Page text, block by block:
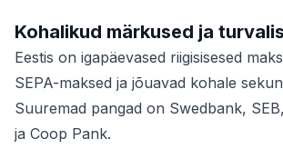
Kohalikud märkused ja
Eestis on igapäevased riigisisesed
SEPA-maksed ja jõuavad kohale
Suuremad pangad on Swedbank,
ja Coop Pank.